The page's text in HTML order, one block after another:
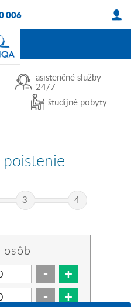
006
asistenčné služby
24/7
študijné pobyty
osôb
3 4